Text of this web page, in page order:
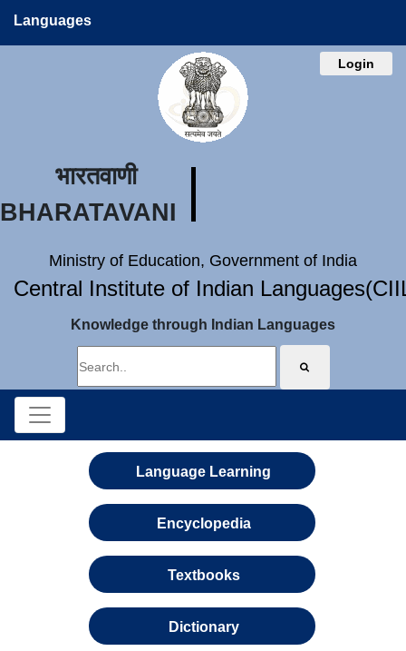
Languages
Login
भारतवाणी
BHARATAVANI
Ministry of Education, Government of India
Central Institute of Indian
Knowledge through Indian Languages
Language Learning
Encyclopedia
Textbooks
Dictionary